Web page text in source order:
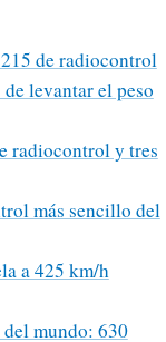
de radiocontrol
levantar el peso
radiocontrol y tres
más sencillo del
a 425 km/h
mundo: 630